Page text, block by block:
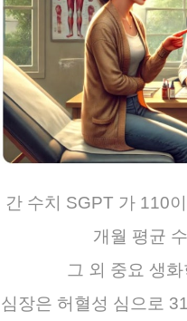
간 수치 SGPT 가 110
개월 평균
그 외 중요 생
심장은 허혈성 심으로